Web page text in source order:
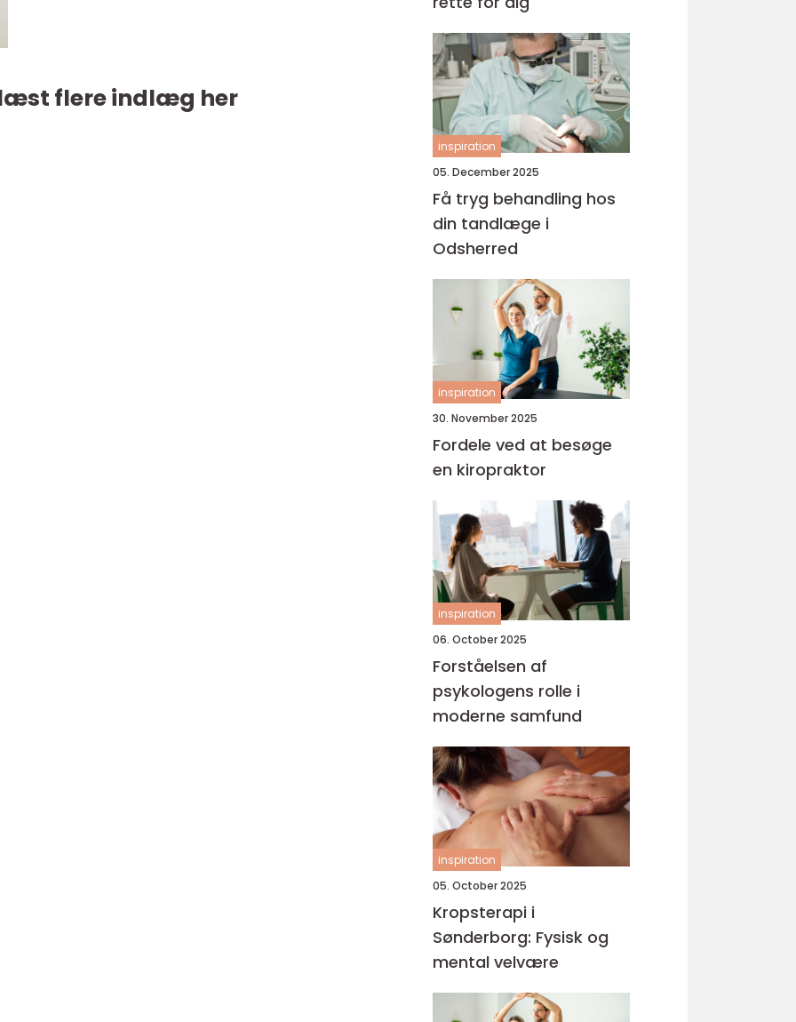
flere indlæg her
inspiration
05. December 2025
Få tryg behandling hos
din tandlæge i
Odsherred
inspiration
30. November 2025
Fordele ved at besøge
en kiropraktor
inspiration
06. October 2025
Forståelsen af
psykologens rolle i
moderne samfund
inspiration
05. October 2025
Kropsterapi i
Sønderborg: Fysisk og
mental velvære